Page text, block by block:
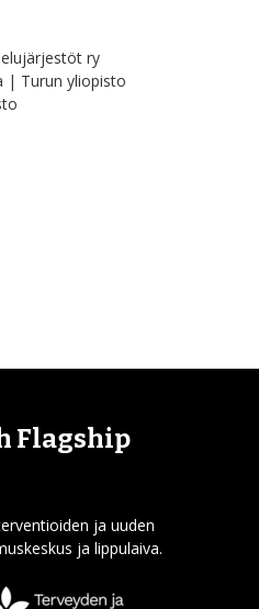
ry
| Turun yliopisto
Flagship
ja uuden
ja lippulaiva.